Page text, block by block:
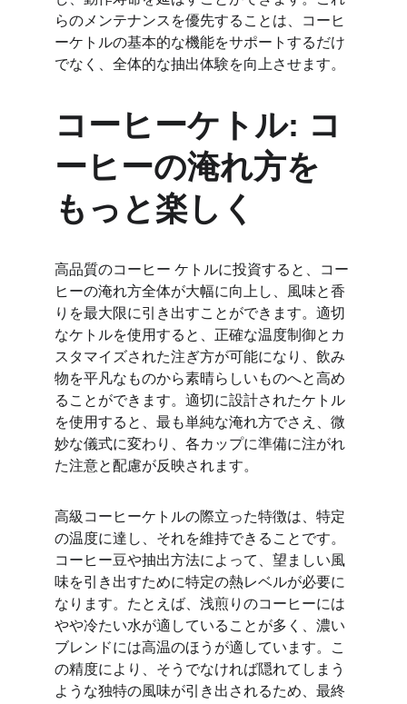
らのメンテナンスを優先することは、コーヒ
ーケトルの基本的な機能をサポートするだけ
でなく、全体的な抽出体験を向上させます。
コーヒーケトル: コ
ーヒーの淹れ方を
もっと楽しく
高品質のコーヒー ケトルに投資すると、コー
ヒーの淹れ方全体が大幅に向上し、風味と香
りを最大限に引き出すことができます。適切
なケトルを使用すると、正確な温度制御とカ
スタマイズされた注ぎ方が可能になり、飲み
物を平凡なものから素晴らしいものへと高め
ることができます。適切に設計されたケトル
を使用すると、最も単純な淹れ方でさえ、微
妙な儀式に変わり、各カップに準備に注がれ
た注意と配慮が反映されます。
高級コーヒーケトルの際立った特徴は、特定
の温度に達し、それを維持できることです。
コーヒー豆や抽出方法によって、望ましい風
味を引き出すために特定の熱レベルが必要に
なります。たとえば、浅煎りのコーヒーには
やや冷たい水が適していることが多く、濃い
ブレンドには高温のほうが適しています。こ
の精度により、そうでなければ隠れてしまう
ような独特の風味が引き出されるため、最終